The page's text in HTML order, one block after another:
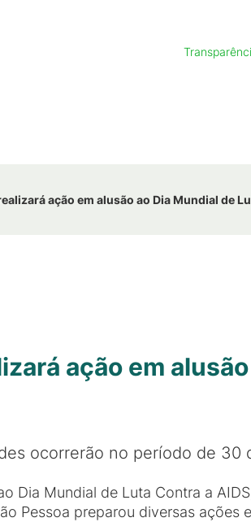
ação em alusão ao Dia Mundial de
ação em
ocorrerão no período de 30
Dia Mundial de Luta Contra a
Pessoa preparou diversas ações